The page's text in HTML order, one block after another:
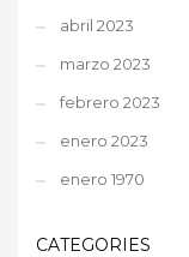
abril 2023
marzo 2023
febrero 2023
enero 2023
enero 1970
CATEGORIES